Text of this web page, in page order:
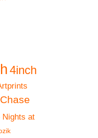
4inch
Chase
Nights at